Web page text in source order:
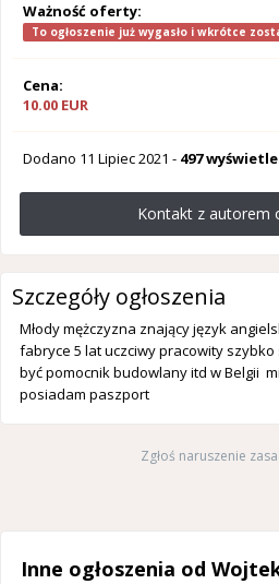
Ważność oferty:
To ogłoszenie już wygasło i wkrótce
Cena:
10.00 EUR
Dodano 11 Lipiec 2021 - 497
Kontakt z autorem
Szczegóły ogłoszenia
Młody mężczyzna znający język
fabryce 5 lat uczciwy pracowity
być pomocnik budowlany itd w Belgii
posiadam paszport
Zgłoś naruszenie
Inne ogłoszenia od